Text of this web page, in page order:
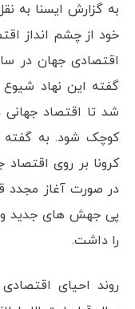
به گزارش ایسنا به
خود از چشم انداز
اقتصادی جهان در
گفته این نهاد
کوچک شود. به گفته
کرونا بر روی
در صورت آغاز مجدد
پی جهش های جدید
را داشت.
روند احیای